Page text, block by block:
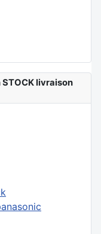
livraison